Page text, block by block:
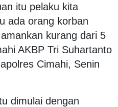
itu pelaku kita
ada orang korban
kurang dari 5
AKBP Tri Suhartanto
Cimahi, Senin
dimulai dengan